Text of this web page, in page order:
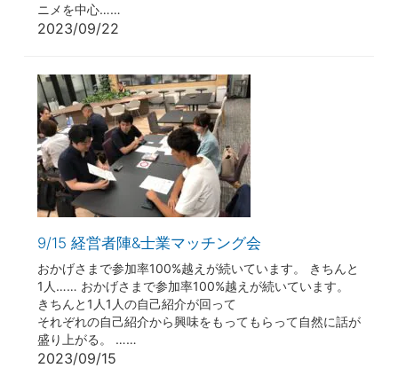
ニメを中心……
2023/09/22
9/15 経営者陣&士業マッチング会
おかげさまで参加率100%越えが続いています。 きちんと
1人…… おかげさまで参加率100%越えが続いています。
きちんと1人1人の自己紹介が回って
それぞれの自己紹介から興味をもってもらって自然に話が
盛り上がる。 ……
2023/09/15